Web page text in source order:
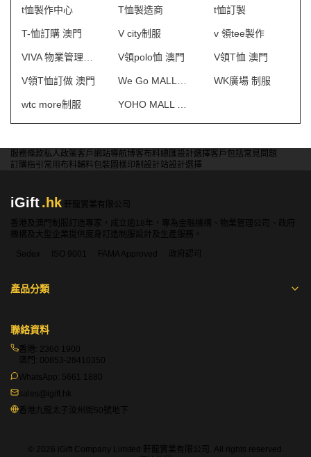
t恤製作中心 T恤製造商 t恤訂製
T-恤訂購 澳門 V city制服 v 領tee製作
V領polo恤 澳門 V領T恤 澳門
V領T恤訂做 澳門 WK廣場 制服
wtc more制服
服務條款私人政策客戶 網站導航博客布料總匯設計選擇客戶包括常見問題
訂購指引 常用布料輔料包裝 圖樣印制 設計站設計選擇
iGift.hk
軒龍實業有限公司
香港及澳門制服訂造專家，成立逾18年，專為金融機構、物業管理公司、政府
機構及大型企業提供度身訂造制服設計及生產服務。
Sedex
ISO 9001 FAMA Approved 政府認可
產品分類
聯絡資料
香港: 2360 1900
澳門: 00853-28410350
WhatsApp: 5661 1880
sales@igift.hk
香港九龍太子汝州街50號地下
© 2026 iGift Company Limited 軒龍實業有限公司. All rights reserved.